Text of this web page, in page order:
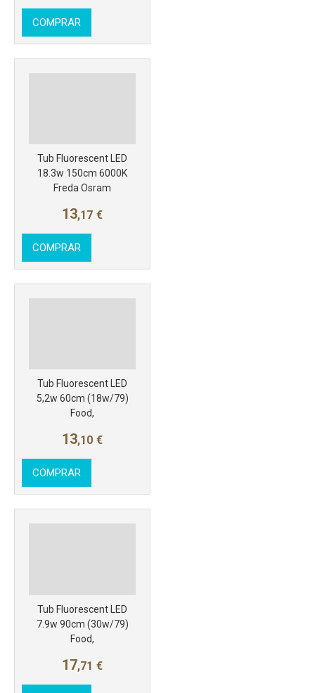
COMPRAR
Tub Fluorescent LED
18.3w 150cm 6000K
Freda Osram
13,17 €
COMPRAR
Tub Fluorescent LED
5,2w 60cm (18w/79)
Food,
13,10 €
COMPRAR
Tub Fluorescent LED
7.9w 90cm (30w/79)
Food,
17,71 €